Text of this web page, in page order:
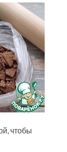
чтобы